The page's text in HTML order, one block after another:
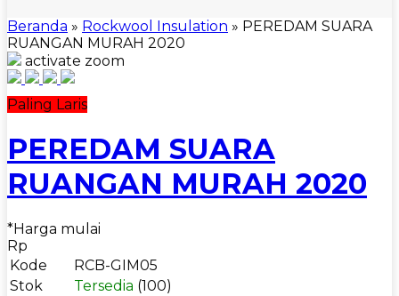
Beranda » Rockwool Insulation » PEREDAM SUARA
RUANGAN MURAH 2020
activate zoom
Paling Laris
PEREDAM SUARA
RUANGAN MURAH 2020
*Harga mulai
Rp
Kode
RCB-GIM05
Stok
Tersedia (100)